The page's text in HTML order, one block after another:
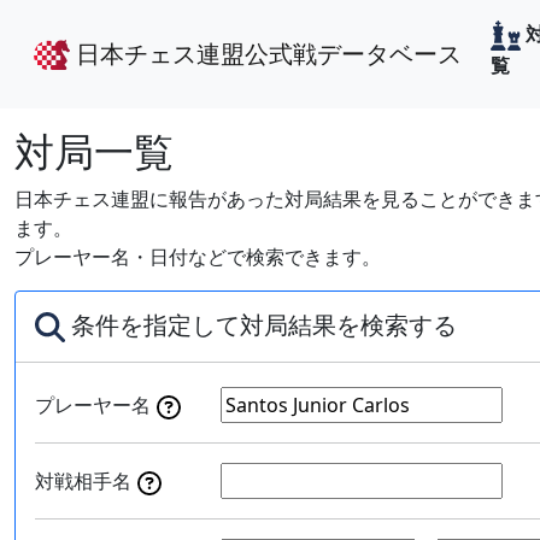
日本チェス連盟公式戦データベース
覧
対局一覧
日本チェス連盟に報告があった対局結果を見ることができ
ます。
プレーヤー名・日付などで検索できます。
条件を指定して対局結果を検索する
プレーヤー名
対戦相手名